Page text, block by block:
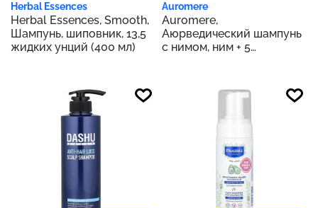
Herbal Essences
Herbal Essences, Smooth,
Шампунь, шиповник, 13,5
жидких унций (400 мл)
Auromere
Auromere,
Аюрведический шампунь
с нимом, ним + 5
жидк. унций)